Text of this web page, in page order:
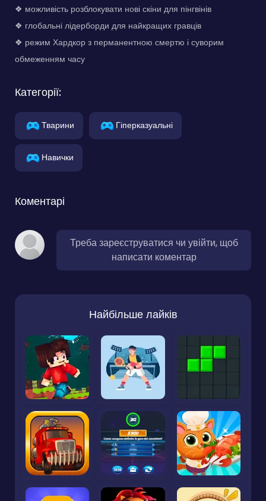
❖ можливість розблокувати нові скіни для пінгвінів
❖ глобальні лідерборди для найкращих гравців
❖ режим Хардкор з перманентною смертю і суворим
обмеженням часу
Категорії:
Тварини Гіперказуальні
Навички
Коментарі
Треба зареєструватися чи увійти, щоб
написати коментар
Найбільше лайків